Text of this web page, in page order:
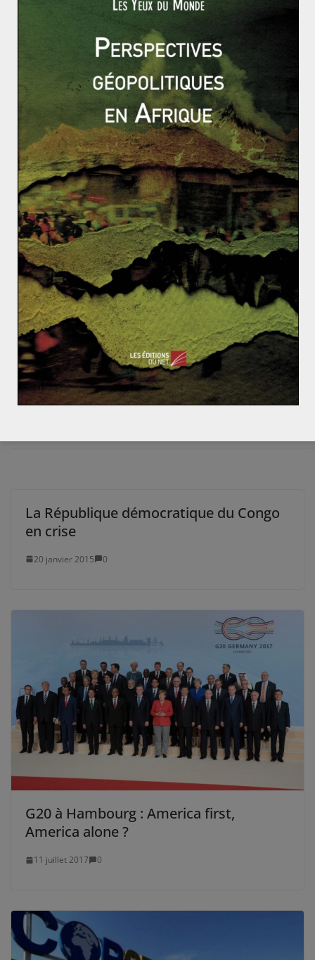
Wikipédia, instrument neutre de diffusion du savoir
humain, renforce la formation des opinions publiques
et devient donc indirectement un outil de pouvoir. En
1597, le philosophe britannique Francis Bacon
n’écrivait-il pas : « Savoir, c’est pouvoir ».
L’actu dans le rétro : mai 2014
La régionalisation de l’espace mondial : en Amérique
latine que reste-t-il de l’utopie bolivarienne ?
Rémy SABATHIE
Secrétaire général et rédacteur géopolitique pour Les
Yeux du Monde, Rémy Sabathié est analyste en
stratégie internationale et en cybercriminalité. Il est
diplômé de géopolitique, de géoéconomie et
La République démocratique du Congo
en crise
20 janvier 2015 0
G20 à Hambourg : America first,
America alone ?
11 juillet 2017 0